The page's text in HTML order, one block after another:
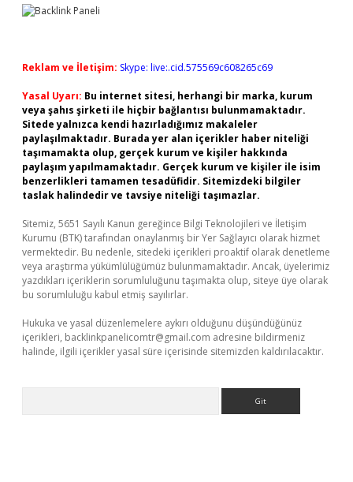
Reklam ve İletişim: Skype: live:.cid.575569c608265c69
Yasal Uyarı: Bu internet sitesi, herhangi bir marka, kurum
veya şahıs şirketi ile hiçbir bağlantısı bulunmamaktadır.
Sitede yalnızca kendi hazırladığımız makaleler
paylaşılmaktadır. Burada yer alan içerikler haber niteliği
taşımamakta olup, gerçek kurum ve kişiler hakkında
paylaşım yapılmamaktadır. Gerçek kurum ve kişiler ile isim
benzerlikleri tamamen tesadüfidir. Sitemizdeki bilgiler
taslak halindedir ve tavsiye niteliği taşımazlar.
Sitemiz, 5651 Sayılı Kanun gereğince Bilgi Teknolojileri ve İletişim
Kurumu (BTK) tarafından onaylanmış bir Yer Sağlayıcı olarak hizmet
vermektedir. Bu nedenle, sitedeki içerikleri proaktif olarak denetleme
veya araştırma yükümlülüğümüz bulunmamaktadır. Ancak, üyelerimiz
yazdıkları içeriklerin sorumluluğunu taşımakta olup, siteye üye olarak
bu sorumluluğu kabul etmiş sayılırlar.
Hukuka ve yasal düzenlemelere aykırı olduğunu düşündüğünüz
içerikleri, backlinkpanelicomtr@gmail.com adresine bildirmeniz
halinde, ilgili içerikler yasal süre içerisinde sitemizden kaldırılacaktır.